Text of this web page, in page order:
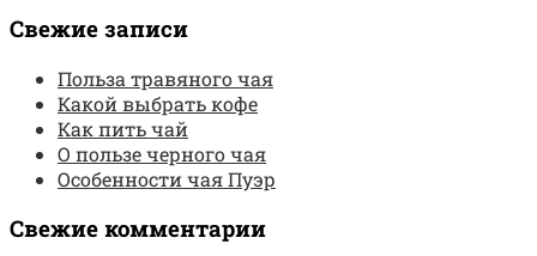
Свежие записи
Польза травяного чая
Какой выбрать кофе
Как пить чай
О пользе черного чая
Особенности чая Пуэр
Свежие комментарии